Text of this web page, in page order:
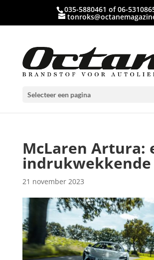
035-5880461 of 06-
Selecteer een pagina
McLaren Artura:
21 november 2023